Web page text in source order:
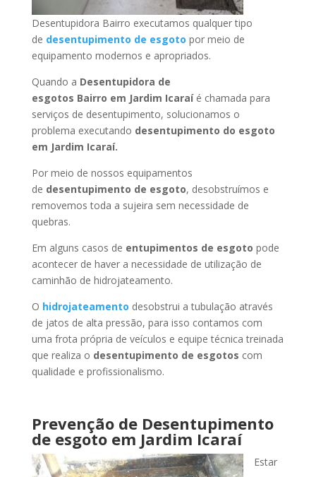
Desentupidora Bairro executamos qualquer tipo
de desentupimento de esgoto por meio de
equipamento modernos e apropriados.
Quando a Desentupidora de
esgotos Bairro em Jardim Icaraí é chamada para
serviços de desentupimento, solucionamos o
problema executando desentupimento do esgoto
em Jardim Icaraí.
Por meio de nossos equipamentos
de desentupimento de esgoto, desobstruímos e
removemos toda a sujeira sem necessidade de
quebras.
Em alguns casos de entupimentos de esgoto pode
acontecer de haver a necessidade de utilização de
caminhão de hidrojateamento.
O hidrojateamento desobstrui a tubulação através
de jatos de alta pressão, para isso contamos com
uma frota própria de veículos e equipe técnica treinada
que realiza o desentupimento de esgotos com
qualidade e profissionalismo.
Prevenção de Desentupimento
de esgoto em Jardim Icaraí
Estar